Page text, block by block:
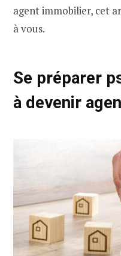
agent immobilier, cet
à vous.
Se préparer
à devenir